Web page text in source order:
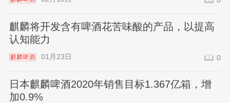
麒麟将开发含有啤酒花苦味酸的产品，以提高
认知能力
麒麟啤酒 01月23日 0
日本麒麟啤酒2020年销售目标1.367亿箱，增
加0.9%